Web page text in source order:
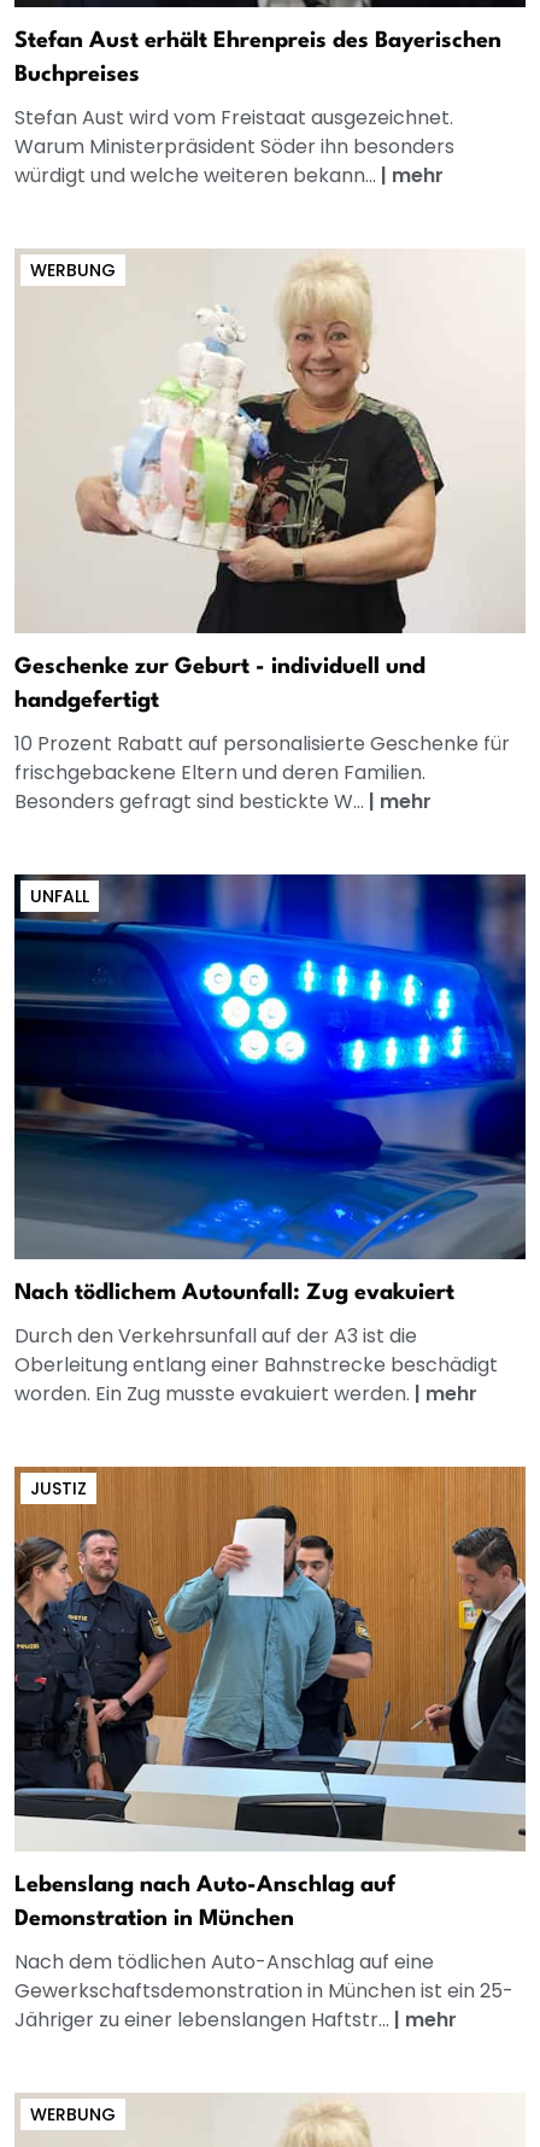
Stefan Aust erhält Ehrenpreis des Bayerischen
Buchpreises
Stefan Aust wird vom Freistaat ausgezeichnet.
Warum Ministerpräsident Söder ihn besonders
würdigt und welche weiteren bekann... | mehr
WERBUNG
Geschenke zur Geburt - individuell und
handgefertigt
10 Prozent Rabatt auf personalisierte Geschenke für
frischgebackene Eltern und deren Familien.
Besonders gefragt sind bestickte W... | mehr
UNFALL
Nach tödlichem Autounfall: Zug evakuiert
Durch den Verkehrsunfall auf der A3 ist die
Oberleitung entlang einer Bahnstrecke beschädigt
worden. Ein Zug musste evakuiert werden. | mehr
JUSTIZ
Lebenslang nach Auto-Anschlag auf
Demonstration in München
Nach dem tödlichen Auto-Anschlag auf eine
Gewerkschaftsdemonstration in München ist ein 25-
Jähriger zu einer lebenslangen Haftstr... | mehr
WERBUNG